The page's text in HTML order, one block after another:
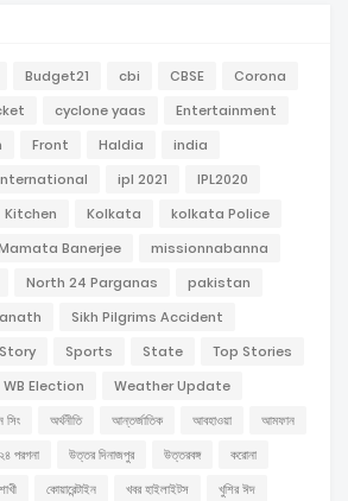
Budget21 cbi CBSE
Corona
cyclone yaas
Entertainment
Front Haldia
india
ipl 2021
IPL2020
Kitchen Kolkata
kolkata Police
Banerjee
missionnabanna
North 24 Parganas
pakistan
Sikh Pilgrims Accident
Sports State
Top Stories
WB Election
Weather Update
সিং অর্থনীতি আন্তর্জাতিক আবহাওয়া
আমফান
পরগনা উত্তর দিনাজপুর উত্তরবঙ্গ
করোনা
কোয়ারেন্টাইন খবর হাইলাইটস
খুশির ঈদ